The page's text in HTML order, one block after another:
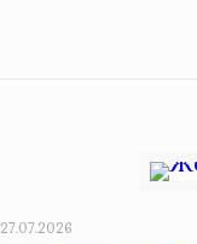
27.07.2026